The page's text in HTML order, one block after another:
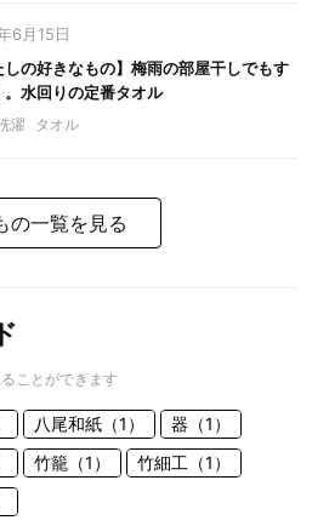
6月15日
しの好きなもの】梅雨の部屋干しでもす
。水回りの定番タオル
濯 タオル
の一覧を見る
ことができます
八尾和紙（1）
器（1）
竹籠（1）
竹細工（1）